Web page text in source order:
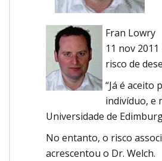
Fran Lowry
11 nov
risco de
“Já é
indivíduo, e
Universidade de
No entanto, o risco
acrescentou o Dr. Welch.